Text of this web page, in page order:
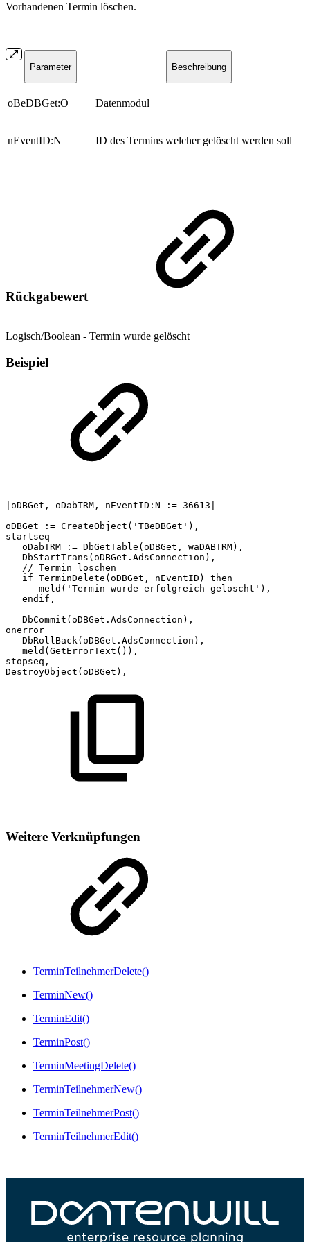
Vorhandenen Termin löschen.
Parameter Beschreibung
oBeDBGet:O Datenmodul
nEventID:N ID des Termins welcher gelöscht werden soll
Rückgabewert
Logisch/Boolean - Termin wurde gelöscht
Beispiel
|oDBGet, oDabTRM, nEventID:N := 36613|
oDBGet
:= CreateObject('TBeDBGet'),
startseq
oDabTRM
:= DbGetTable(oDBGet,
waDABTRM),
DbStartTrans(oDBGet.AdsConnection),
// Termin
löschen
if TerminDelete(oDBGet, nEventID)
then
meld('Termin wurde erfolgreich gelöscht'),
endif,
DbCommit(oDBGet.AdsConnection),
onerror
DbRollBack(oDBGet.AdsConnection),
meld(GetErrorText()),
stopseq,
DestroyObject(oDBGet),
Weitere Verknüpfungen
TerminTeilnehmerDelete()
TerminNew()
TerminEdit()
TerminPost()
TerminMeetingDelete()
TerminTeilnehmerNew()
TerminTeilnehmerPost()
TerminTeilnehmerEdit()